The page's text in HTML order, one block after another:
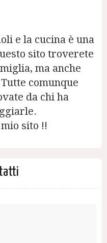
e la cucina è una
sito troverete
ma anche
comunque
da chi ha
sito !!